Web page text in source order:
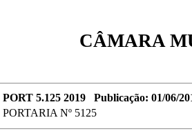
CÂMARA
PORT 5.125 2019 Publicação: 01/06/
PORTARIA Nº 5125